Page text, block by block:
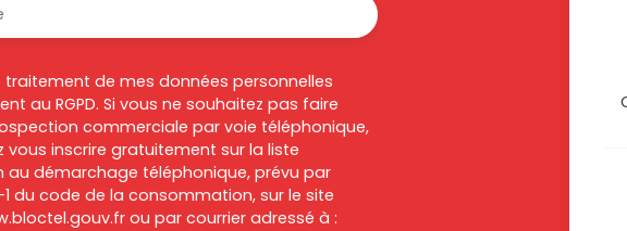
de mes données personnelles
au RGPD. Si vous ne souhaitez pas faire
commerciale par voie téléphonique,
vous inscrire gratuitement sur la liste
au démarchage téléphonique, prévu par
1 du code de la consommation, sur le site
ou par courrier adressé à :